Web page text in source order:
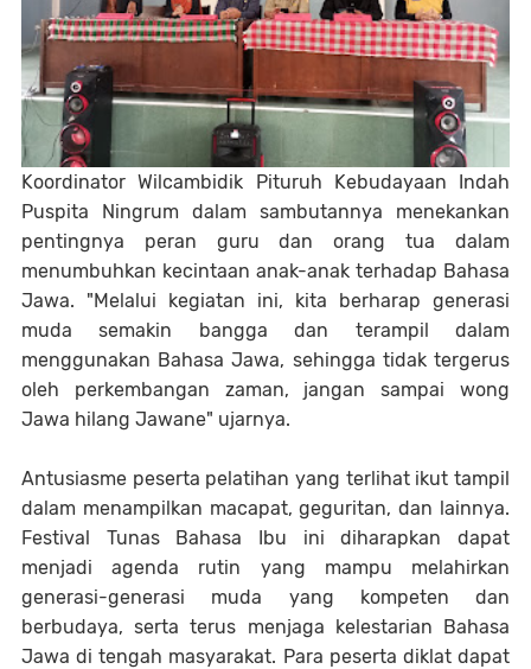
Koordinator Wilcambidik Pituruh Kebudayaan Indah
Puspita Ningrum dalam sambutannya menekankan
pentingnya peran guru dan orang tua dalam
menumbuhkan kecintaan anak-anak terhadap Bahasa
Jawa. "Melalui kegiatan ini, kita berharap generasi
muda semakin bangga dan terampil dalam
menggunakan Bahasa Jawa, sehingga tidak tergerus
oleh perkembangan zaman, jangan sampai wong
Jawa hilang Jawane" ujarnya.
Antusiasme peserta pelatihan yang terlihat ikut tampil
dalam menampilkan macapat, geguritan, dan lainnya.
Festival Tunas Bahasa Ibu ini diharapkan dapat
menjadi agenda rutin yang mampu melahirkan
generasi-generasi muda yang kompeten dan
berbudaya, serta terus menjaga kelestarian Bahasa
Jawa di tengah masyarakat. Para peserta diklat dapat